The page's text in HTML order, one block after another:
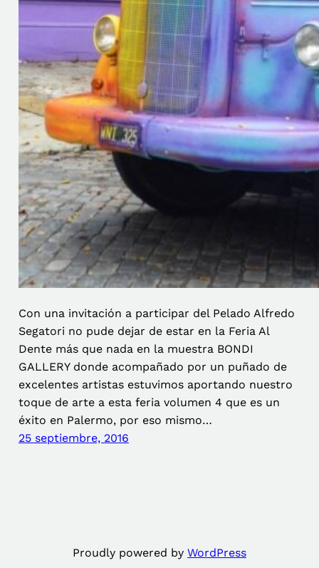
Con una invitación a participar del Pelado Alfredo
Segatori no pude dejar de estar en la Feria Al
Dente más que nada en la muestra BONDI
GALLERY donde acompañado por un puñado de
excelentes artistas estuvimos aportando nuestro
toque de arte a esta feria volumen 4 que es un
éxito en Palermo, por eso mismo…
25 septiembre, 2016
Proudly powered by WordPress